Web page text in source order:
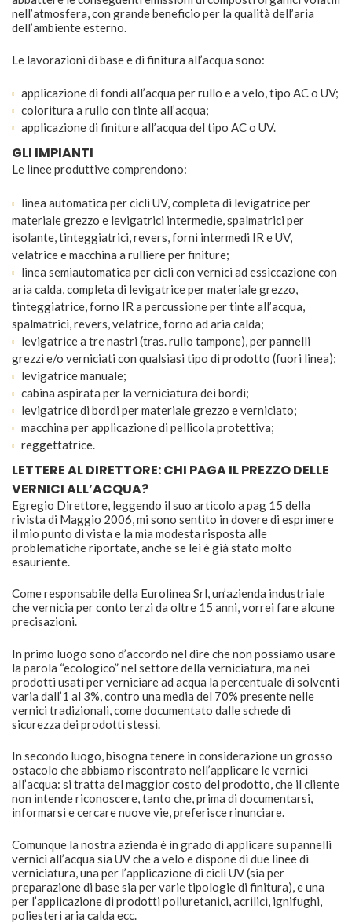
nell’atmosfera, con grande beneficio per la qualità dell’aria
dell’ambiente esterno.
Le lavorazioni di base e di finitura all’acqua sono:
applicazione di fondi all’acqua per rullo e a velo, tipo AC o UV;
coloritura a rullo con tinte all’acqua;
applicazione di finiture all’acqua del tipo AC o UV.
GLI IMPIANTI
Le linee produttive comprendono:
linea automatica per cicli UV, completa di levigatrice per
materiale grezzo e levigatrici intermedie, spalmatrici per
isolante, tinteggiatrici, revers, forni intermedi IR e UV,
velatrice e macchina a rulliere per finiture;
linea semiautomatica per cicli con vernici ad essiccazione con
aria calda, completa di levigatrice per materiale grezzo,
tinteggiatrice, forno IR a percussione per tinte all’acqua,
spalmatrici, revers, velatrice, forno ad aria calda;
levigatrice a tre nastri (tras. rullo tampone), per pannelli
grezzi e/o verniciati con qualsiasi tipo di prodotto (fuori linea);
levigatrice manuale;
cabina aspirata per la verniciatura dei bordi;
levigatrice di bordi per materiale grezzo e verniciato;
macchina per applicazione di pellicola protettiva;
reggettatrice.
LETTERE AL DIRETTORE: CHI PAGA IL PREZZO DELLE
VERNICI ALL’ACQUA?
Egregio Direttore, leggendo il suo articolo a pag 15 della
rivista di Maggio 2006, mi sono sentito in dovere di esprimere
il mio punto di vista e la mia modesta risposta alle
problematiche riportate, anche se lei è già stato molto
esauriente.
Come responsabile della Eurolinea Srl, un’azienda industriale
che vernicia per conto terzi da oltre 15 anni, vorrei fare alcune
precisazioni.
In primo luogo sono d’accordo nel dire che non possiamo usare
la parola “ecologico” nel settore della verniciatura, ma nei
prodotti usati per verniciare ad acqua la percentuale di solventi
varia dall’1 al 3%, contro una media del 70% presente nelle
vernici tradizionali, come documentato dalle schede di
sicurezza dei prodotti stessi.
In secondo luogo, bisogna tenere in considerazione un grosso
ostacolo che abbiamo riscontrato nell’applicare le vernici
all’acqua: si tratta del maggior costo del prodotto, che il cliente
non intende riconoscere, tanto che, prima di documentarsi,
informarsi e cercare nuove vie, preferisce rinunciare.
Comunque la nostra azienda è in grado di applicare su pannelli
vernici all’acqua sia UV che a velo e dispone di due linee di
verniciatura, una per l’applicazione di cicli UV (sia per
preparazione di base sia per varie tipologie di finitura), e una
per l’applicazione di prodotti poliuretanici, acrilici, ignifughi,
poliesteri aria calda ecc.